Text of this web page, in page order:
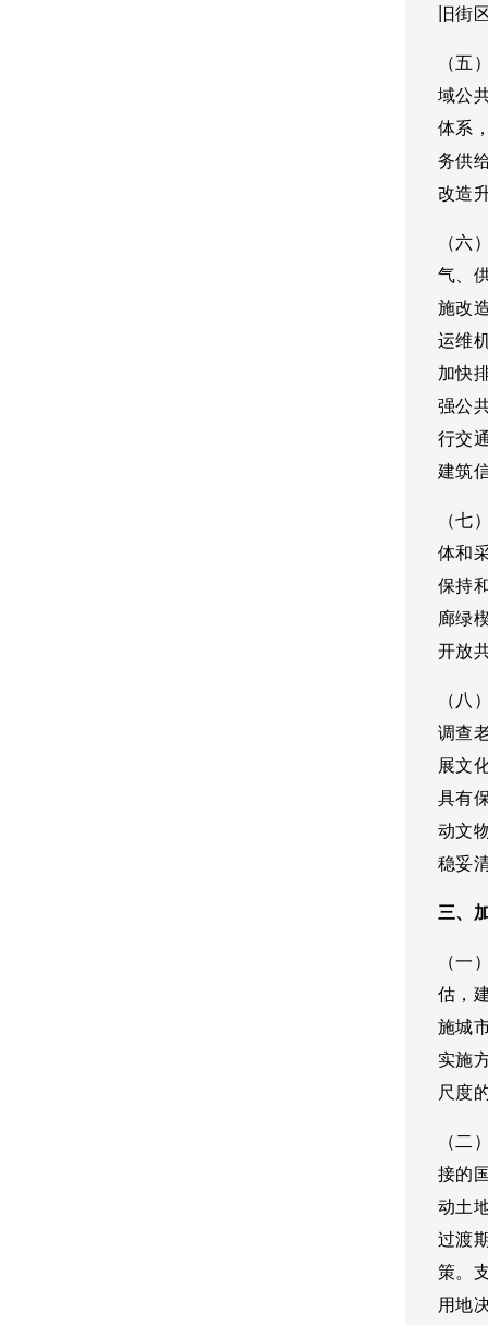
旧街
（五
域公
体系
务供
改造
（六
气、
施改
运维
加快
强公
行交
建筑
（七
体和
保持
廊绿
开放
（八
调查
展文
具有
动文
稳妥
三、
（一
估，
施城
实施
尺度
（二
接的
动土
过渡
策。
用地